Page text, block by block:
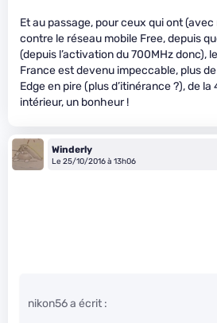
Et au passage, pour ceux qui ont
contre le réseau mobile Free, depuis
(depuis l’activation du 700MHz donc),
France est devenu impeccable, plus
Edge en pire (plus d’itinérance ?), de
intérieur, un bonheur !
Winderly
Le 25/10/2016 à 13h06
nikon56 a écrit :